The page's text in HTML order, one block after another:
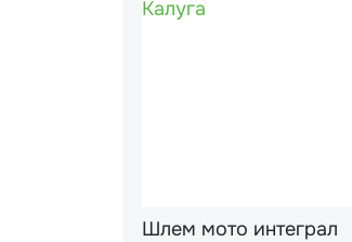
Шлем мото интеграл